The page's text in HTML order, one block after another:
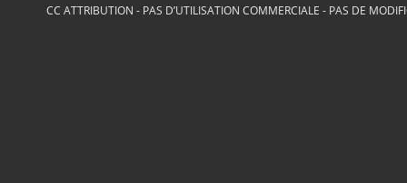
CC ATTRIBUTION - PAS D’UTILISATION COMMERCIALE - PAS DE